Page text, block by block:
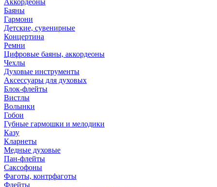
Аккордеоны
Баяны
Гармони
Детские, сувенирные
Концертина
Ремни
Цифровые баяны, аккордеоны
Чехлы
Духовые инструменты
Аксессуары для духовых
Блок-флейты
Вистлы
Волынки
Гобои
Губные гармошки и мелодики
Казу
Кларнеты
Медные духовые
Пан-флейты
Саксофоны
Фаготы, контрфаготы
Флейты